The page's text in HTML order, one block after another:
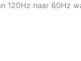
120Hz naar 60Hz